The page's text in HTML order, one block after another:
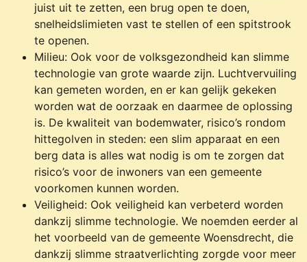
juist uit te zetten, een brug open te doen,
snelheidslimieten vast te stellen of een spitstrook
te openen.
Milieu: Ook voor de volksgezondheid kan slimme
technologie van grote waarde zijn. Luchtvervuiling
kan gemeten worden, en er kan gelijk gekeken
worden wat de oorzaak en daarmee de oplossing
is. De kwaliteit van bodemwater, risico’s rondom
hittegolven in steden: een slim apparaat en een
berg data is alles wat nodig is om te zorgen dat
risico’s voor de inwoners van een gemeente
voorkomen kunnen worden.
Veiligheid: Ook veiligheid kan verbeterd worden
dankzij slimme technologie. We noemden eerder al
het voorbeeld van de gemeente Woensdrecht, die
dankzij slimme straatverlichting zorgde voor meer